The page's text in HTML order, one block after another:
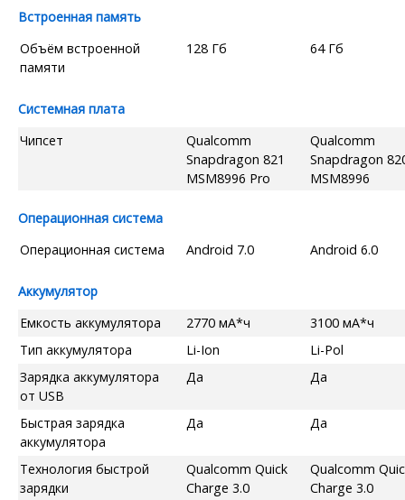
Встроенная память
Объём встроенной
памяти
128 Гб 64 Гб
Системная плата
Чипсет
Qualcomm
Snapdragon 821
MSM8996 Pro
Qualcomm
Snapdragon
MSM8996
Операционная система
Операционная система
Android 7.0 Android 6.0
Аккумулятор
Емкость аккумулятора
2770 мА*ч
3100 мА*ч
Тип аккумулятора
Li-Ion
Li-Pol
Зарядка аккумулятора
от USB
Да Да
Быстрая зарядка
аккумулятора
Да Да
Технология быстрой
зарядки
Qualcomm Quick
Charge 3.0
Qualcomm
Charge 3.0